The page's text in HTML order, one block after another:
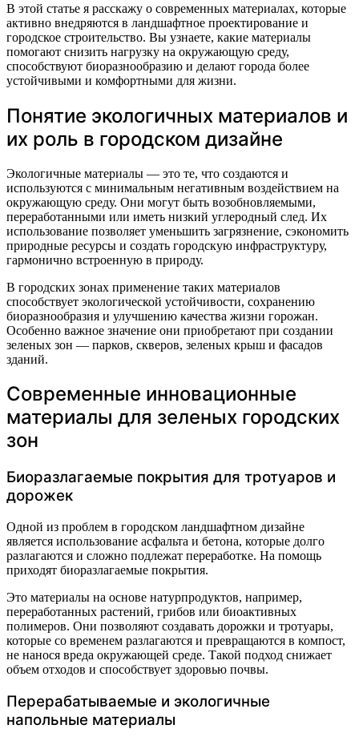
В этой статье я расскажу о современных материалах, которые
активно внедряются в ландшафтное проектирование и
городское строительство. Вы узнаете, какие материалы
помогают снизить нагрузку на окружающую среду,
способствуют биоразнообразию и делают города более
устойчивыми и комфортными для жизни.
Понятие экологичных материалов и
их роль в городском дизайне
Экологичные материалы — это те, что создаются и
используются с минимальным негативным воздействием на
окружающую среду. Они могут быть возобновляемыми,
переработанными или иметь низкий углеродный след. Их
использование позволяет уменьшить загрязнение, сэкономить
природные ресурсы и создать городскую инфраструктуру,
гармонично встроенную в природу.
В городских зонах применение таких материалов
способствует экологической устойчивости, сохранению
биоразнообразия и улучшению качества жизни горожан.
Особенно важное значение они приобретают при создании
зеленых зон — парков, скверов, зеленых крыш и фасадов
зданий.
Современные инновационные
материалы для зеленых городских
зон
Биоразлагаемые покрытия для тротуаров и
дорожек
Одной из проблем в городском ландшафтном дизайне
является использование асфальта и бетона, которые долго
разлагаются и сложно подлежат переработке. На помощь
приходят биоразлагаемые покрытия.
Это материалы на основе натурпродуктов, например,
переработанных растений, грибов или биоактивных
полимеров. Они позволяют создавать дорожки и тротуары,
которые со временем разлагаются и превращаются в компост,
не нанося вреда окружающей среде. Такой подход снижает
объем отходов и способствует здоровью почвы.
Перерабатываемые и экологичные
напольные материалы